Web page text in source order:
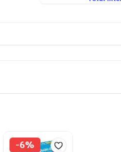
-6%